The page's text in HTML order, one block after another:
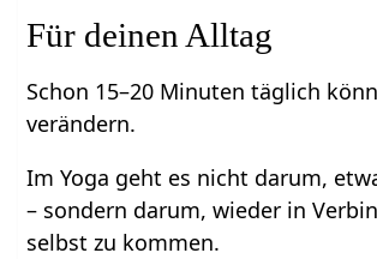
Für deinen Alltag
Schon 15–20 Minuten täglich
verändern.
Im Yoga geht es nicht darum,
– sondern darum, wieder in
selbst zu kommen.